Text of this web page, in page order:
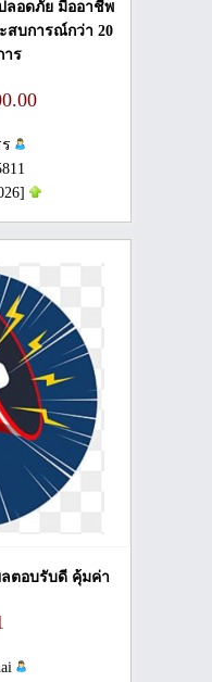
ลอดภัย มืออาชีพ
สบการณ์กว่า 20
าร
ตอบรับดี คุ้มค่า